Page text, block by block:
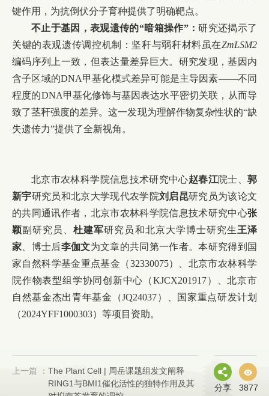
键作用，为抗倒伏分子育种提供了明确靶点。
不止于基因，表观遗传的“暗箱操作”：研究还揭示了
关键的表观遗传调控机制：坚秆与弱秆材料虽在ZmLSM2
编码序列上一致，但表达量差异巨大。研究发现，基因内
含子区域的DNA甲基化模式差异可能是主导因素——不同
程度的DNA甲基化修饰与基因表达水平密切关联，从而导
致了茎秆强度的差异。这一发现为理解作物复杂性状的“缺
失遗传力”提供了全新视角。
北京市农林科学院信息技术研究中心赵春江院士、郭
新宇研究员和北京大学现代农学院刘启昆研究员为该论文
的共同通讯作者，北京市农林科学院信息技术研究中心张
颖副研究员、杜建军研究员和北京大学博士研究生王泽
家 、博士后李伽文为文章的共同第一作者。本研究得到国
家自然科学基金重点基金（32330075）、北京市农林科学
院作物表型组学协同创新中心（KJCX201917）、北京市
自然基金杰出青年基金（JQ24037）、国家重点研发计划
（2024YFF1000303）等项目资助。
分享 3877
上一篇 ： The Plant Cell | 周岳课题组发文阐释
RING1与BMI1催化活性的独特作用及其